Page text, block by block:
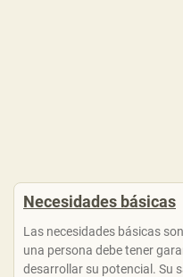
Necesidades básicas
Las necesidades básicas
una persona debe tener
desarrollar su potencial. Su